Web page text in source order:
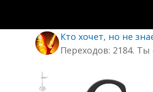
Кто хочет, но не
Переходов: 2184. Ты